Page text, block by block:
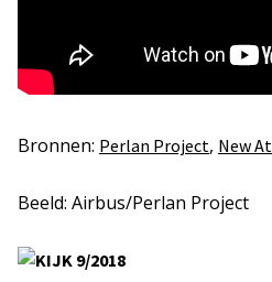
Bronnen: Perlan Project, New
Beeld: Airbus/Perlan Project